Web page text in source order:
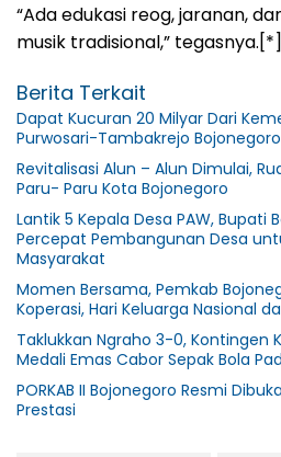
“Ada edukasi reog, jaranan,
musik tradisional,” tegasnya.[*]
Berita Terkait
Dapat Kucuran 20 Milyar Dari
Purwosari-Tambakrejo
Revitalisasi Alun – Alun Dimulai,
Paru- Paru Kota Bojonegoro
Lantik 5 Kepala Desa PAW, Bupati
Percepat Pembangunan Desa
Masyarakat
Momen Bersama, Pemkab
Koperasi, Hari Keluarga Nasional
Taklukkan Ngraho 3-0, Kontingen
Medali Emas Cabor Sepak Bola
PORKAB II Bojonegoro Resmi
Prestasi